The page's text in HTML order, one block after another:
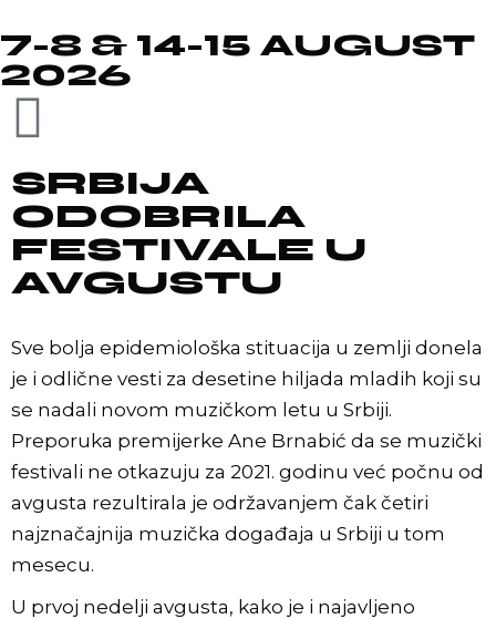
7-8 & 14-15 AUGUST
2026
SRBIJA
ODOBRILA
FESTIVALE U
AVGUSTU
Sve bolja epidemiološka stituacija u zemlji donela
je i odlične vesti za desetine hiljada mladih koji su
se nadali novom muzičkom letu u Srbiji.
Preporuka premijerke Ane Brnabić da se muzički
festivali ne otkazuju za 2021. godinu već počnu od
avgusta rezultirala je održavanjem čak četiri
najznačajnija muzička događaja u Srbiji u tom
mesecu.
U prvoj nedelji avgusta, kako je i najavljeno